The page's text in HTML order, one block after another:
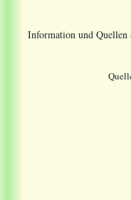
Information und Quellen